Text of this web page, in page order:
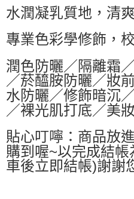
7-11付款取貨
每筆NT$60，滿NT$599(含以上)
每筆NT$60，滿NT$599(含以上)
宅配
每筆NT$80，滿NT$799(含以上)
國家/地區配送0330
水潤凝乳質地，清
專業色彩學修飾，
潤色防曬／隔離霜
／菸醯胺防曬／妝
水防曬／修飾暗沉
／裸光肌打底／美
貼心叮嚀：商品放
購到喔~以完成結
車後立即結帳)謝謝